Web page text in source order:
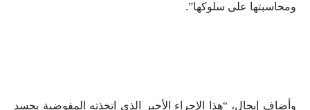
ومحاسبتها على سلوكها”.
وأضاف إيجال، “هذا الإجراء الأخير الذي اتخذته المفوضية يجسد